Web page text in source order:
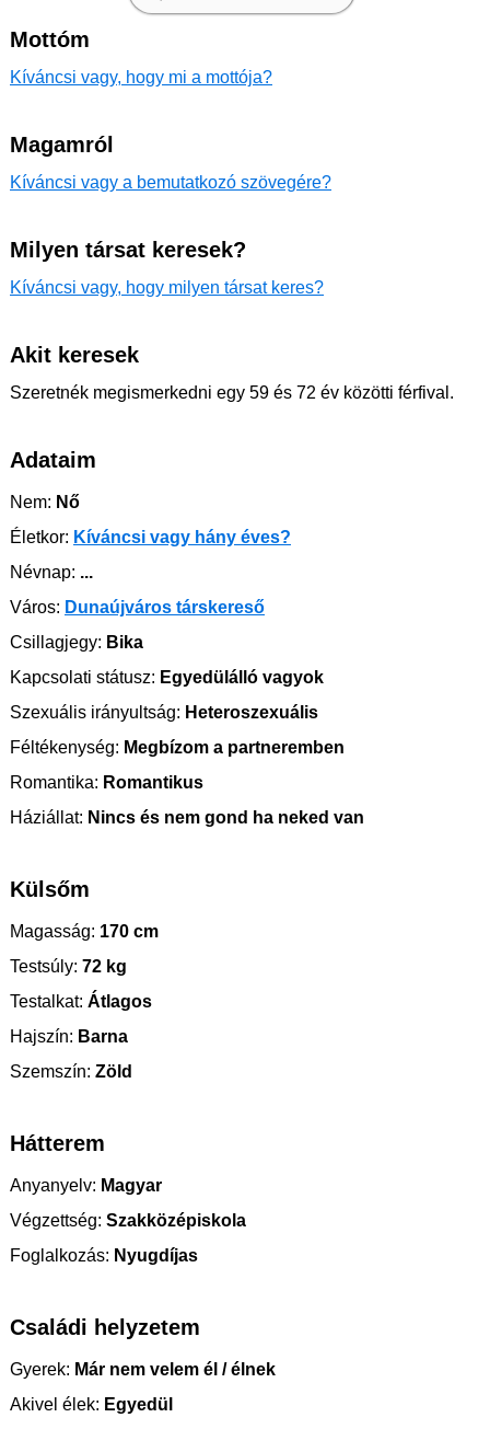
Mottóm
Kíváncsi vagy, hogy mi a mottója?
Magamról
Kíváncsi vagy a bemutatkozó szövegére?
Milyen társat keresek?
Kíváncsi vagy, hogy milyen társat keres?
Akit keresek
Szeretnék megismerkedni egy 59 és 72 év közötti férfival.
Adataim
Nem: Nő
Életkor: Kíváncsi vagy hány éves?
Névnap: ...
Város: Dunaújváros társkereső
Csillagjegy: Bika
Kapcsolati státusz: Egyedülálló vagyok
Szexuális irányultság: Heteroszexuális
Féltékenység: Megbízom a partneremben
Romantika: Romantikus
Háziállat: Nincs és nem gond ha neked van
Külsőm
Magasság: 170 cm
Testsúly: 72 kg
Testalkat: Átlagos
Hajszín: Barna
Szemszín: Zöld
Hátterem
Anyanyelv: Magyar
Végzettség: Szakközépiskola
Foglalkozás: Nyugdíjas
Családi helyzetem
Gyerek: Már nem velem él / élnek
Akivel élek: Egyedül